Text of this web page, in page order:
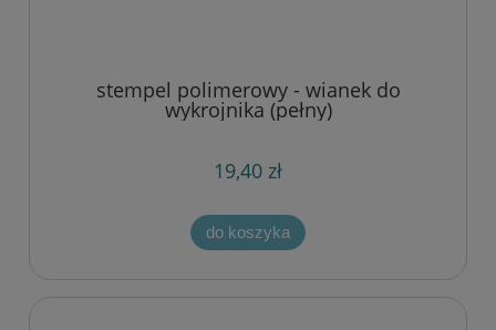
stempel polimerowy - wianek do
wykrojnika (pełny)
19,40 zł
do koszyka